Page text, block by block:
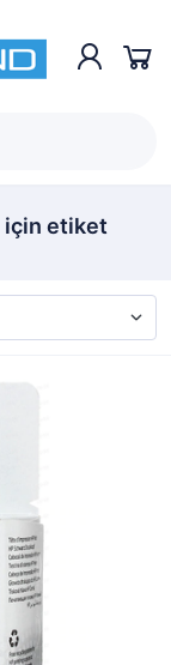
için etiket